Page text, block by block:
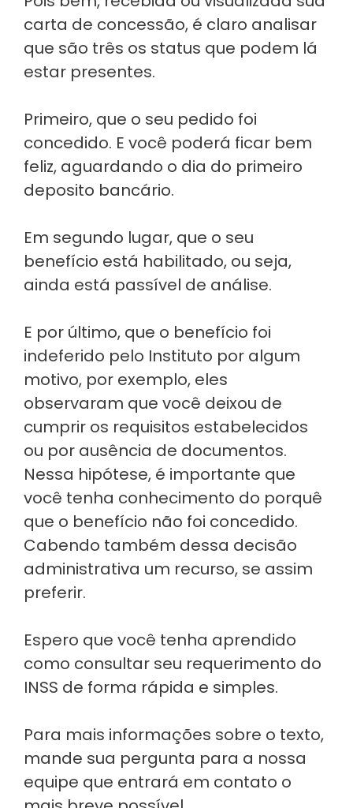
carta de concessão, é claro analisar
que são três os status que podem lá
estar presentes.
Primeiro, que o seu pedido foi
concedido. E você poderá ficar bem
feliz, aguardando o dia do primeiro
deposito bancário.
Em segundo lugar, que o seu
benefício está habilitado, ou seja,
ainda está passível de análise.
E por último, que o benefício foi
indeferido pelo Instituto por algum
motivo, por exemplo, eles
observaram que você deixou de
cumprir os requisitos estabelecidos
ou por ausência de documentos.
Nessa hipótese, é importante que
você tenha conhecimento do porquê
que o benefício não foi concedido.
Cabendo também dessa decisão
administrativa um recurso, se assim
preferir.
Espero que você tenha aprendido
como consultar seu requerimento do
INSS de forma rápida e simples.
Para mais informações sobre o texto,
mande sua pergunta para a nossa
equipe que entrará em contato o